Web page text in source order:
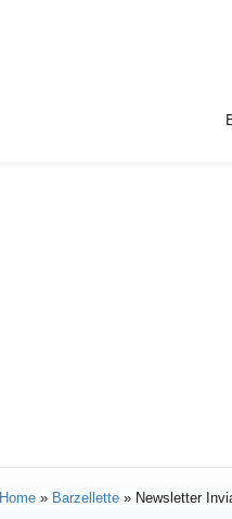
Home » Barzellette » Newsletter